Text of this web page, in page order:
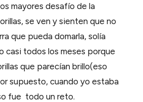
mayores desafío de la
se ven y sienten que no
que pueda domarla, solía
casi todos los meses porque
que parecían brillo(eso
supuesto, cuando yo estaba
fue todo un reto.